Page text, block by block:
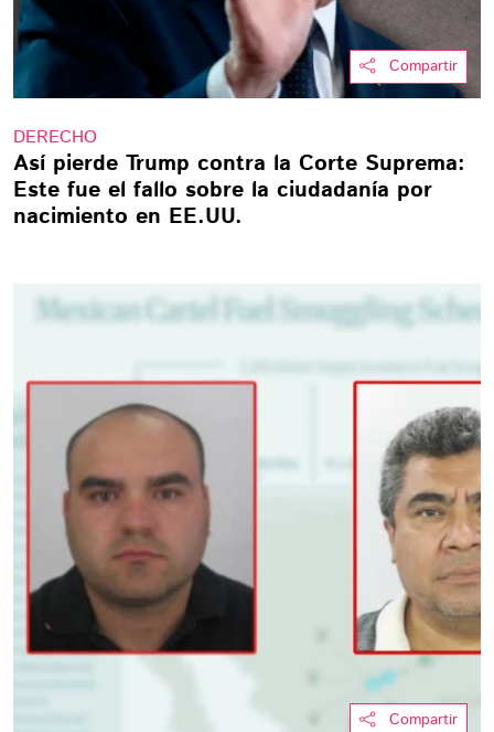
Compartir
DERECHO
Así pierde Trump contra la Corte Suprema:
Este fue el fallo sobre la ciudadanía por
nacimiento en EE.UU.
Compartir